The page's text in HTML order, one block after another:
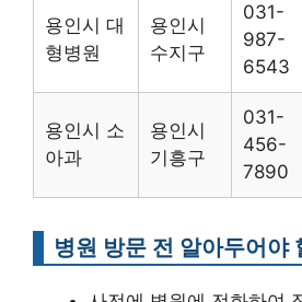
용인시 대
형병원
용인시
수지구
031-
987-
6543
용인시 소
아과
용인시
기흥구
031-
456-
7890
병원 방문 전 알아두어야